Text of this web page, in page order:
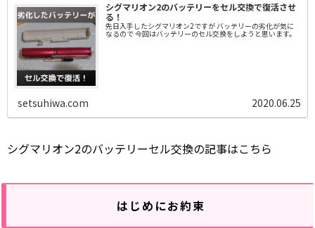
シグマリオン2のバッテリーをセル交換で復活させ
る！
先日入手したシグマリオン2ですが バッテリーの劣化が気に
なるので 今回はバッテリーのセル交換をしようと思います。
setsuhiwa.com 2020.06.25
シグマリオン2のバッテリーセル交換の記事はこちら
はじめにお約束